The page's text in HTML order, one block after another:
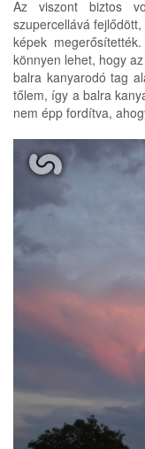
Az viszont biztos
szupercellává
képek
könnyen lehet, hogy
balra kanyarodó tag
tőlem, így a balra
nem épp fordítva,